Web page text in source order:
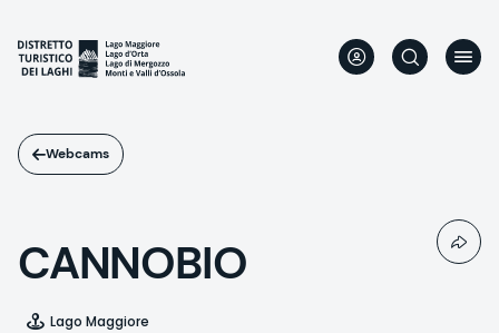
contenuto
principale
Webcams
CANNOBIO
Lago Maggiore